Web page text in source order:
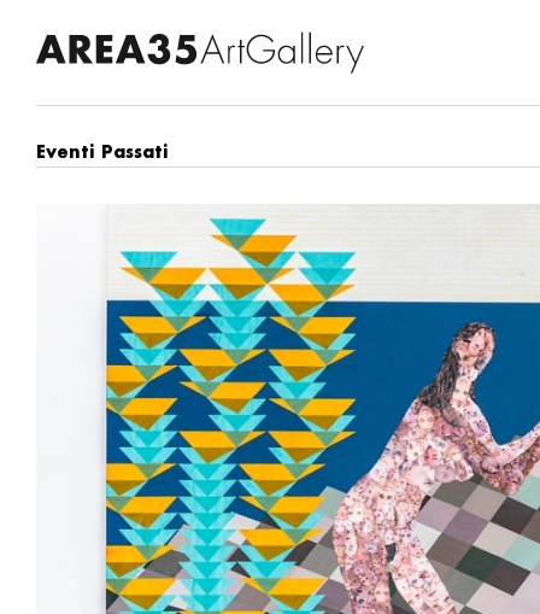
Eventi Passati